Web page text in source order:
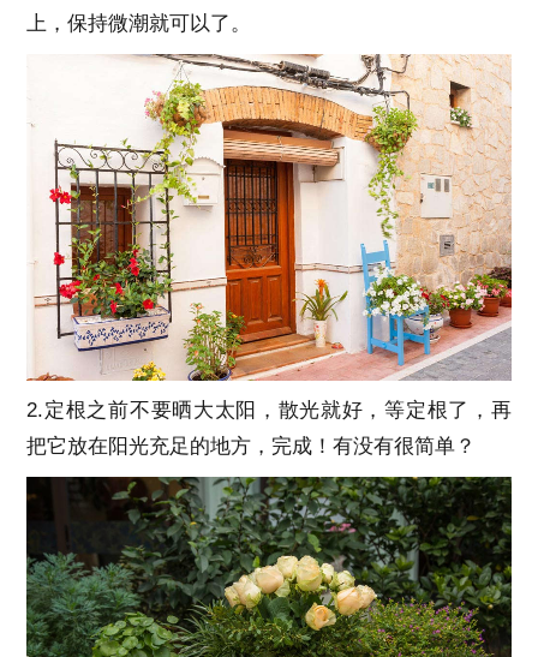
上，保持微潮就可以了。
2.定根之前不要晒大太阳，散光就好，等定根了，再
把它放在阳光充足的地方，完成！有没有很简单？